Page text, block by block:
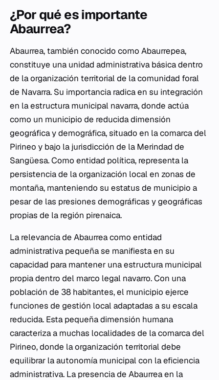
¿Por qué es importante
Abaurrea?
Abaurrea, también conocido como Abaurrepea,
constituye una unidad administrativa básica dentro
de la organización territorial de la comunidad foral
de Navarra. Su importancia radica en su integración
en la estructura municipal navarra, donde actúa
como un municipio de reducida dimensión
geográfica y demográfica, situado en la comarca del
Pirineo y bajo la jurisdicción de la Merindad de
Sangüesa. Como entidad política, representa la
persistencia de la organización local en zonas de
montaña, manteniendo su estatus de municipio a
pesar de las presiones demográficas y geográficas
propias de la región pirenaica.
La relevancia de Abaurrea como entidad
administrativa pequeña se manifiesta en su
capacidad para mantener una estructura municipal
propia dentro del marco legal navarro. Con una
población de 38 habitantes, el municipio ejerce
funciones de gestión local adaptadas a su escala
reducida. Esta pequeña dimensión humana
caracteriza a muchas localidades de la comarca del
Pirineo, donde la organización territorial debe
equilibrar la autonomía municipal con la eficiencia
administrativa. La presencia de Abaurrea en la